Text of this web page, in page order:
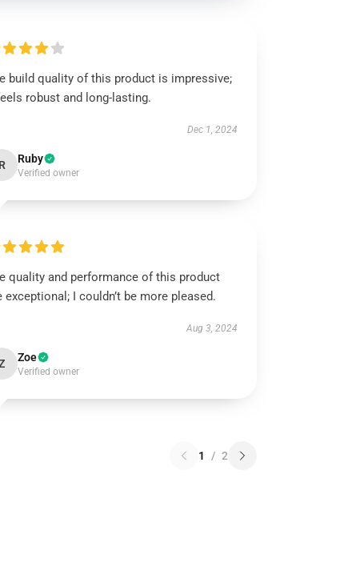
build quality of this product is impressive;
robust and long-lasting.
Dec 1, 2024
R Ruby
Verified owner
quality and performance of this product
exceptional; I couldn’t be more pleased.
Aug 3, 2024
Zoe
Verified owner
1 / 2